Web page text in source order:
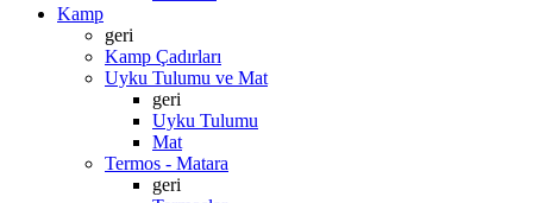
Kamp
geri
Kamp Çadırları
Uyku Tulumu ve Mat
geri
Uyku Tulumu
Mat
Termos - Matara
geri